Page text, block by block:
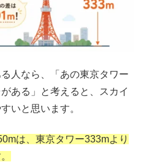
人なら、「あの東京タワー
ある」と考えると、スカイ
いと思います。
は、東京タワー333mより